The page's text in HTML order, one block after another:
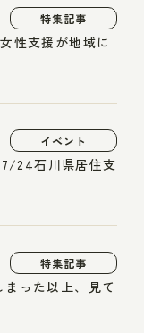
特集記事
性支援が地域に
イベント
7/24石川県居住支
特集記事
った以上、見て